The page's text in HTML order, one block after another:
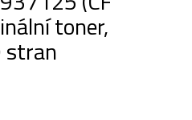
toner,
stran